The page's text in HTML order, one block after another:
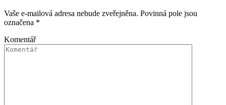
Vaše e-mailová adresa nebude zveřejněna. Povinná pole jsou
označena *
Komentář